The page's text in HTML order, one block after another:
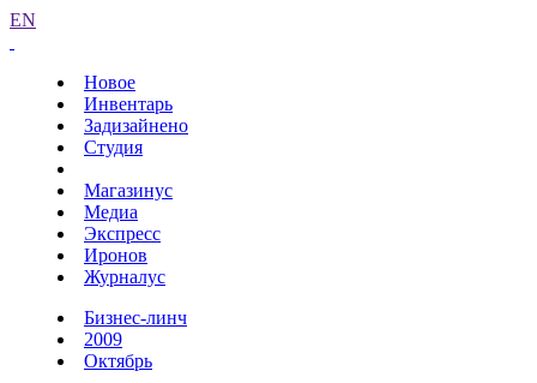
EN
Новое
Инвентарь
Задизайнено
Студия
Магазинус
Медиа
Экспресс
Иронов
Журналус
Бизнес-линч
2009
Октябрь